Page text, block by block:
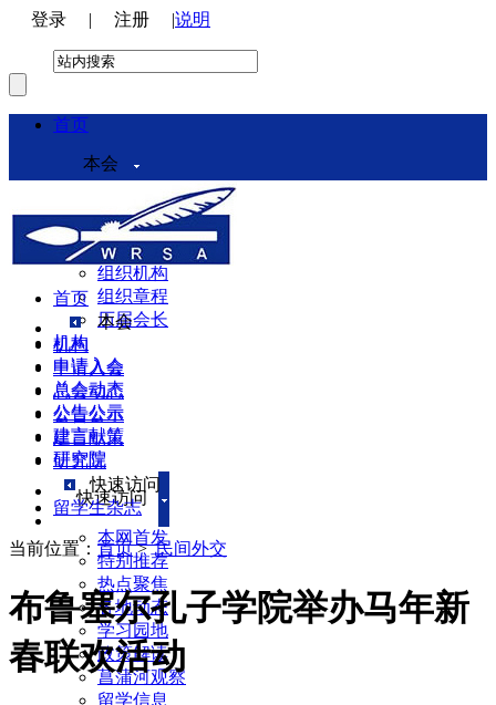
登录 | 注册 |说明
首页
本会
本会介绍
领导机构
理事会
组织机构
组织章程
历届会长
机构
申请入会
总会动态
公告公示
建言献策
研究院
快速访问
本网首发
特别推荐
热点聚焦
各地动态
学习园地
政策解读
菖蒲河观察
留学信息
首页
本会
机构
申请入会
总会动态
公告公示
建言献策
研究院
快速访问
留学生杂志
当前位置： 首页>民间外交
布鲁塞尔孔子学院举办马年新
春联欢活动